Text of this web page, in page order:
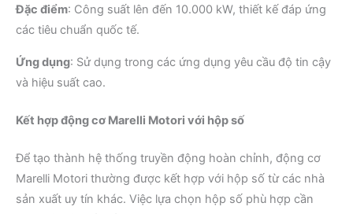
Đặc điểm: Công suất lên đến 10.000 kW, thiết kế đáp ứng
các tiêu chuẩn quốc tế.
Ứng dụng: Sử dụng trong các ứng dụng yêu cầu độ tin cậy
và hiệu suất cao.
Kết hợp động cơ Marelli Motori với hộp số
Để tạo thành hệ thống truyền động hoàn chỉnh, động cơ
Marelli Motori thường được kết hợp với hộp số từ các nhà
sản xuất uy tín khác. Việc lựa chọn hộp số phù hợp cần